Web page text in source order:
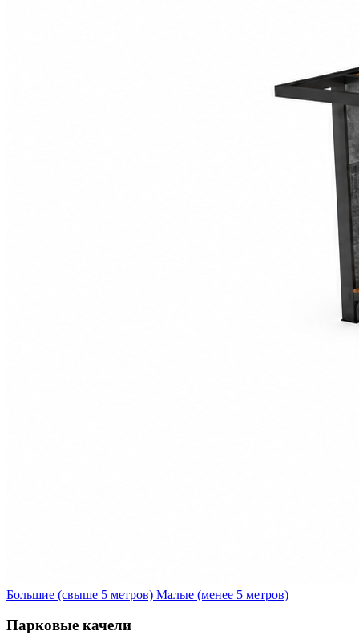
Большие (свыше 5 метров) Малые (менее 5 метров)
Парковые качели